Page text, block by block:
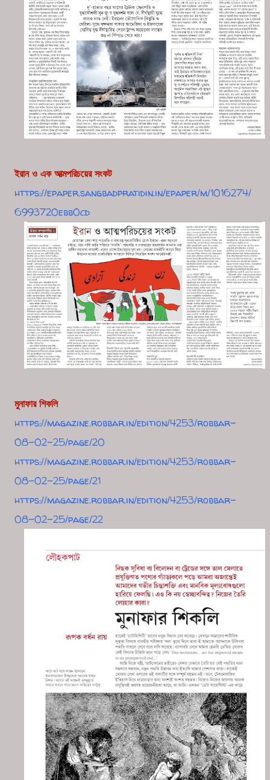
ইরান ও এক আত্মপরিচয়ের সংকট
https://epaper.sangbadpratidin.in/epaper/m/1016274/
6993720ebb0cd
মুনাফার শিকলি
https://magazine.robbar.in/edition/4253/robbar-
08-02-25/page/20
https://magazine.robbar.in/edition/4253/robbar-
08-02-25/page/21
https://magazine.robbar.in/edition/4253/robbar-
08-02-25/page/22